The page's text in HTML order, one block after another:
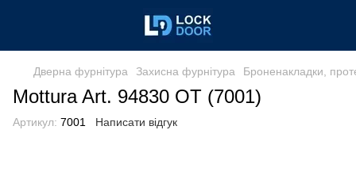
Дверна фурнітура Захисна фурнітура Броненакладки,
Mottura Art. 94830 OT (7001)
Артикул: 7001 Написати відгук